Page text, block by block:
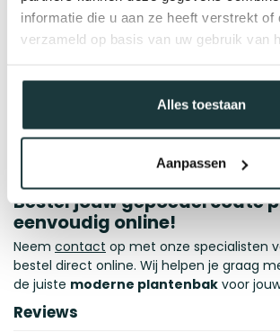
informatie die u aan ze heeft verstrekt of
verzameld op basis van uw gebruik van
Alles toestaan
Aanpassen
geen naden ziet.
Poedercoating: de perfecte
poedercoating, wat zorgt voor een
weerbestendige afwerking. Bovendien
perfect past bij je tuin of terras.
Bestel jouw gepoedercoate
eenvoudig online!
Neem contact op met onze specialisten
bestel direct online. Wij helpen je graag
de juiste moderne plantenbak voor
Reviews